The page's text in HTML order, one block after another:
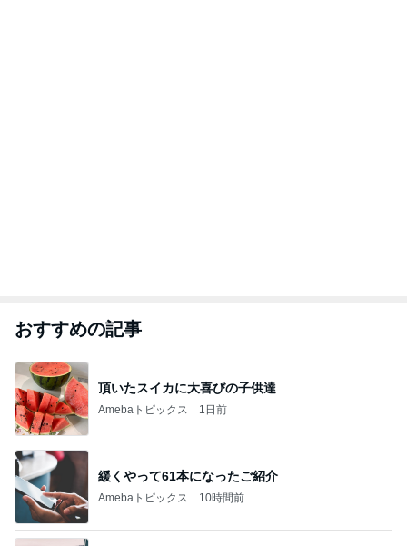
おすすめの記事
頂いたスイカに大喜びの子供達
Amebaトピックス 1日前
緩くやって61本になったご紹介
Amebaトピックス 10時間前